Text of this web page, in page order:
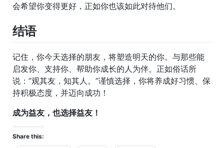
会希望你变得更好，正如你也该如此对待他们。
结语
记住，你今天选择的朋友，将塑造明天的你。与那些能
启发你、支持你、帮助你成长的人为伴。正如俗话所
说：”观其友，知其人。”谨慎选择，你将养成好习惯、保
持积极态度，并迈向成功！
成为益友，也选择益友！
Share this: